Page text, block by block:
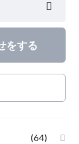
をする
(64)